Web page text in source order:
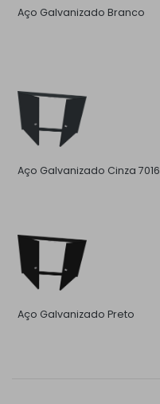
Aço Galvanizado Branco
Aço Galvanizado Cinza 7016
Aço Galvanizado Preto